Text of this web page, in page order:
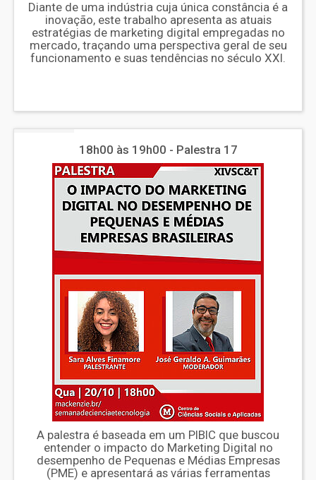
Diante de uma indústria cuja única constância é a
inovação, este trabalho apresenta as atuais
estratégias de marketing digital empregadas no
mercado, traçando uma perspectiva geral de seu
funcionamento e suas tendências no século XXI.
18h00 às 19h00 - Palestra 17
A palestra é baseada em um PIBIC que buscou
entender o impacto do Marketing Digital no
desempenho de Pequenas e Médias Empresas
(PME) e apresentará as várias ferramentas